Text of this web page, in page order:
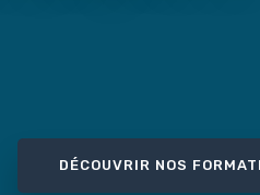
DÉCOUVRIR NOS